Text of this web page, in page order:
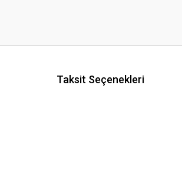
Taksit Seçenekleri
ekonomik